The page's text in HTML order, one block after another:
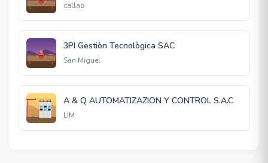
callao
3PI Gestiòn Tecnològica SAC
San Miguel
A & Q AUTOMATIZAZION Y CONTROL S.A.C
LIM